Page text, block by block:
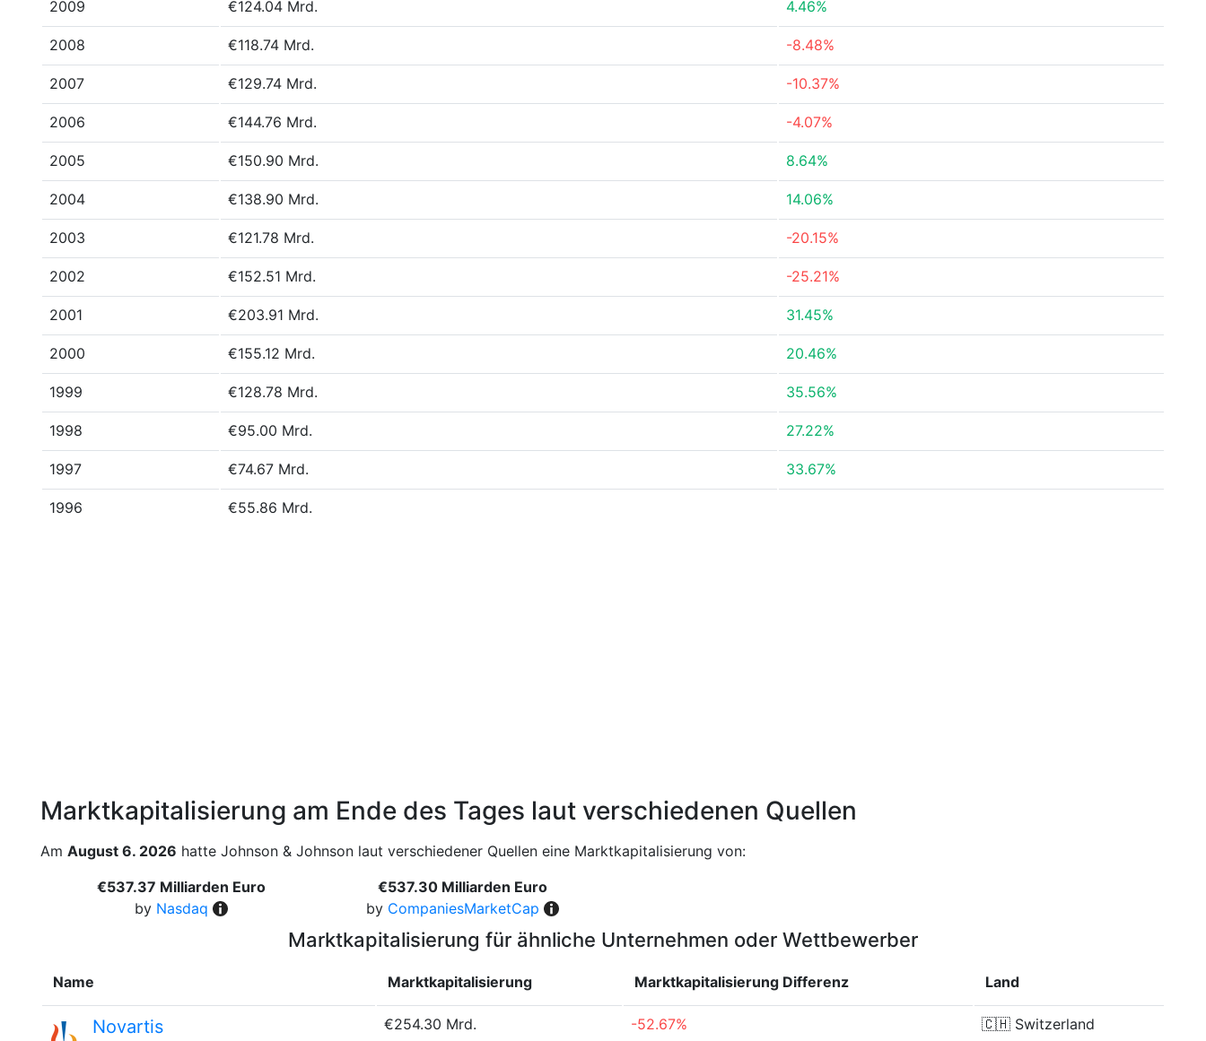
2009 €124.04 Mrd. 4.46%
2008 €118.74 Mrd. -8.48%
2007 €129.74 Mrd. -10.37%
2006 €144.76 Mrd. -4.07%
2005 €150.90 Mrd. 8.64%
2004 €138.90 Mrd. 14.06%
2003 €121.78 Mrd. -20.15%
2002 €152.51 Mrd. -25.21%
2001 €203.91 Mrd. 31.45%
2000 €155.12 Mrd. 20.46%
1999 €128.78 Mrd. 35.56%
1998 €95.00 Mrd. 27.22%
1997 €74.67 Mrd. 33.67%
1996 €55.86 Mrd.
Marktkapitalisierung am Ende des Tages laut verschiedenen Quellen
Am August 6. 2026 hatte Johnson & Johnson laut verschiedener Quellen eine Marktkapitalisierung von:
€537.37 Milliarden Euro
by Nasdaq
€537.30 Milliarden Euro
by CompaniesMarketCap
Marktkapitalisierung für ähnliche Unternehmen oder Wettbewerber
Name Marktkapitalisierung Marktkapitalisierung Differenz Land
Novartis €254.30 Mrd. -52.67% 🇨🇭 Switzerland